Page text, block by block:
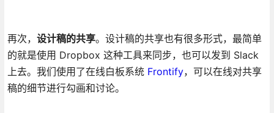
再次， 设计稿的共享。设计稿的共享也有很多形式，最简单
的就是使用 Dropbox 这种工具来同步，也可以发到 Slack
上去。我们使用了在线白板系统 Frontify，可以在线对共享
稿的细节进行勾画和讨论。